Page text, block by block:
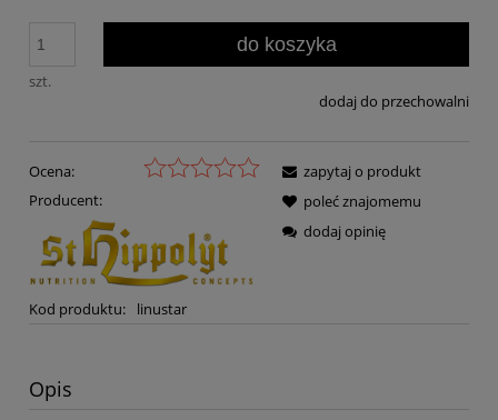
szt.
do koszyka
dodaj do przechowalni
Ocena:
Producent:
Kod produktu: linustar
zapytaj o produkt
poleć znajomemu
dodaj opinię
Opis